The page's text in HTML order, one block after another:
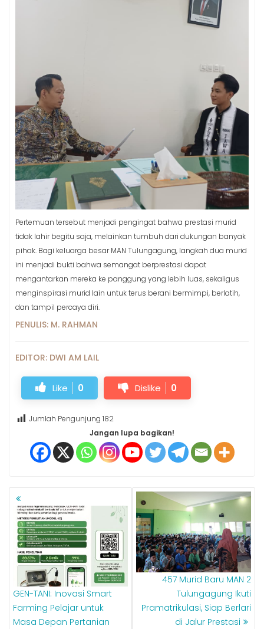
Pertemuan tersebut menjadi pengingat bahwa prestasi murid
tidak lahir begitu saja, melainkan tumbuh dari dukungan banyak
pihak. Bagi keluarga besar MAN Tulungagung, langkah dua murid
ini menjadi bukti bahwa semangat berprestasi dapat
mengantarkan mereka ke panggung yang lebih luas, sekaligus
menginspirasi murid lain untuk terus berani bermimpi, berlatih,
dan tampil percaya diri.
PENULIS: M. RAHMAN
EDITOR: DWI AM LAIL
Like 0 Dislike 0
Jumlah Pengunjung 182
Jangan lupa bagikan!
NAVIGASI
POS
GEN-TANI: Inovasi Smart
Farming Pelajar untuk
Masa Depan Pertanian
457 Murid Baru MAN 2
Tulungagung Ikuti
Pramatrikulasi, Siap Berlari
di Jalur Prestasi